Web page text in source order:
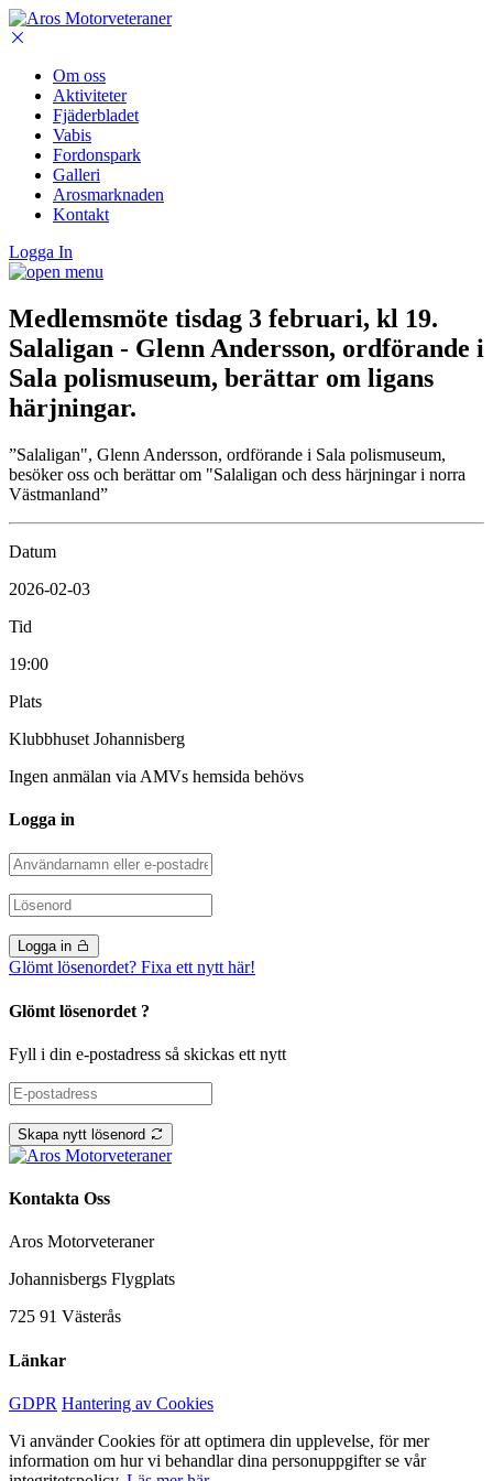
Om oss
Aktiviteter
Fjäderbladet
Vabis
Fordonspark
Galleri
Arosmarknaden
Kontakt
Logga In
Medlemsmöte tisdag 3 februari, kl 19.
Salaligan - Glenn Andersson, ordförande i
Sala polismuseum, berättar om ligans
härjningar.
”Salaligan", Glenn Andersson, ordförande i Sala polismuseum,
besöker oss och berättar om "Salaligan och dess härjningar i norra
Västmanland”
Datum
2026-02-03
Tid
19:00
Plats
Klubbhuset Johannisberg
Ingen anmälan via AMVs hemsida behövs
Logga in
Logga in
Glömt lösenordet? Fixa ett nytt här!
Glömt lösenordet ?
Fyll i din e-postadress så skickas ett nytt
Skapa nytt lösenord
Kontakta Oss
Aros Motorveteraner
Johannisbergs Flygplats
725 91 Västerås
Länkar
GDPR Hantering av Cookies
Vi använder Cookies för att optimera din upplevelse, för mer
information om hur vi behandlar dina personuppgifter se vår